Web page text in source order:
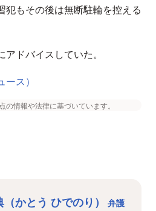
犯もその後は無断駐輪を控える
ドバイスしていた。
ス）
の情報や法律に基づいています。
かとう ひでのり）
弁護